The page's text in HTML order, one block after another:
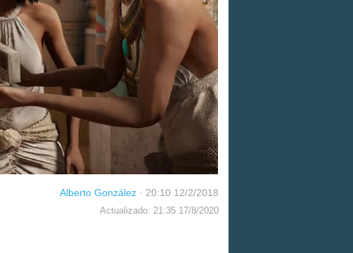
Alberto González · 20:10 12/2/2018
Actualizado: 21:35 17/8/2020